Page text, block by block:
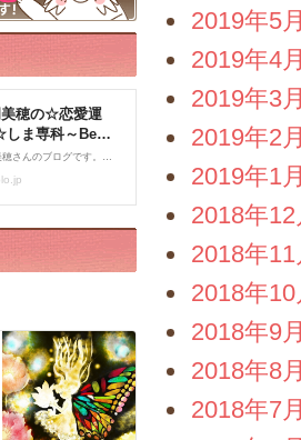
2019年5
2019年4
2019年3
2019年2
2019年1
2018年12
2018年11
2018年10
2018年9
2018年8
2018年7